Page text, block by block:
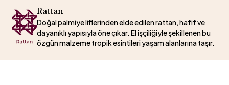
Rattan
Doğal palmiye liflerinden elde edilen rattan, hafif ve
dayanıklı yapısıyla öne çıkar. El işçiliğiyle şekillenen bu
özgün malzeme tropik esintileri yaşam alanlarına taşır.